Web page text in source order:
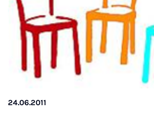
24.06.2011